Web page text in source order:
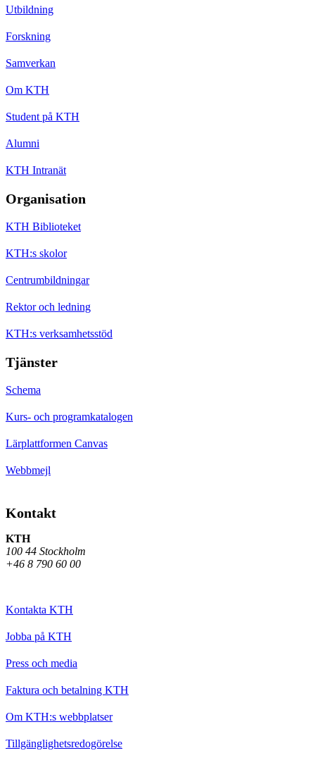
Utbildning
Forskning
Samverkan
Om KTH
Student på KTH
Alumni
KTH Intranät
Organisation
KTH Biblioteket
KTH:s skolor
Centrumbildningar
Rektor och ledning
KTH:s verksamhetsstöd
Tjänster
Schema
Kurs- och programkatalogen
Lärplattformen Canvas
Webbmejl
Kontakt
KTH
100 44 Stockholm
+46 8 790 60 00
Kontakta KTH
Jobba på KTH
Press och media
Faktura och betalning KTH
Om KTH:s webbplatser
Tillgänglighetsredogörelse